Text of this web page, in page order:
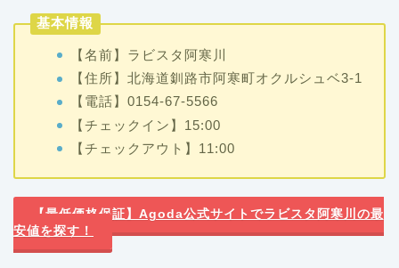
基本情報
【名前】ラビスタ阿寒川
【住所】北海道釧路市阿寒町オクルシュベ3-1
【電話】0154-67-5566
【チェックイン】15:00
【チェックアウト】11:00
【最低価格保証】Agoda公式サイトでラビスタ阿寒川の最
安値を探す！